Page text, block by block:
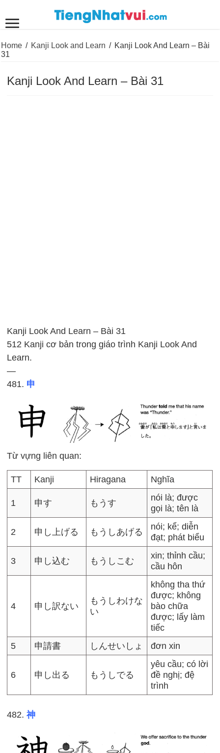
Home / Kanji Look and Learn / Kanji Look And Learn – Bài
31
Kanji Look And Learn – Bài 31
Kanji Look And Learn – Bài 31
512 Kanji cơ bản trong giáo trình Kanji Look And
Learn.
—
481. 申
Từ vựng liên quan:
TT Kanji Hiragana Nghĩa
1 申す もうす
nói là; được
gọi là; tên là
2 申し上げる もうしあげる
nói; kể; diễn
đạt; phát biểu
3 申し込む もうしこむ
xin; thỉnh cầu;
cầu hôn
4 申し訳ない
もうしわけな
い
không tha thứ
được; không
bào chữa
được; lấy làm
tiếc
5
申請書 しんせいしょ đơn xin
6 申し出る もうしでる
yêu cầu; có lời
đề nghị; đệ
trình
482.神